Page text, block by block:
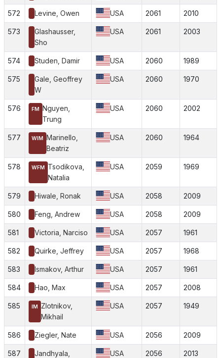
572 Levine, Owen USA 2061 2010
573
Glashausser,
Sho
USA 2061 2003
574 Studen, Damir USA 2060 1989
575
Gale, Geoffrey
W
USA 2060 1970
576 FM Nguyen,
Trung
USA 2060 2002
577 WIM Marinello,
Beatriz
USA 2060 1964
578 WFM
Tsodikova,
Natalia
USA 2059 1969
579 Hiwale, Ronak USA 2058 2009
580 Feng, Andrew USA 2058 2009
581 Victoria, Narciso USA 2057 1961
582 Quirke, Jeffrey USA 2057 1968
583 Ismakov, Arthur USA 2057 1961
584 Hao, Max USA 2057 2008
585 IM
Zlotnikov,
Mikhail
USA 2057 1949
586 Ziegler, Nate USA 2056 2009
587
Jandhyala,
USA 2056 2013